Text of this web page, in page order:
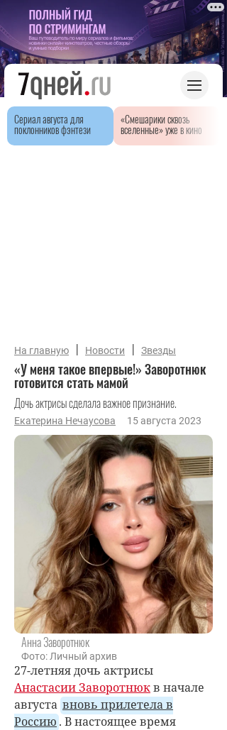
Сериал августа для
поклонников фэнтези
«Смешарики сквозь
вселенные» уже в кино
На главную | Новости | Звезды
«У меня такое впервые!» Заворотнюк
готовится стать мамой
Дочь актрисы сделала важное признание.
Екатерина Нечаусова 15 августа 2023
Анна Заворотнюк
Фото: Личный архив
27-летняя дочь актрисы
Анастасии Заворотнюкв начале
августа вновь прилетела в
Россию . В настоящее время